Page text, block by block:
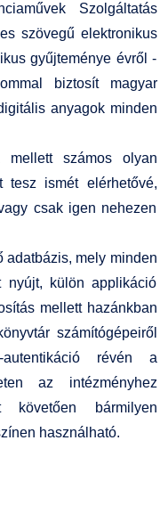
szabályzatok
használati segédlet
KASZK
Bázis
Tájékoztató
Szolgáltatás
szövegű elektronikus
gyűjteménye évről -
biztosít magyar
anyagok minden
számos olyan
tesz ismét elérhetővé,
csak igen nehezen
adatbázis, mely minden
nyújt, külön applikáció
mellett hazánkban
számítógépeiről
révén a
az intézményhez
követően bármilyen
használható.